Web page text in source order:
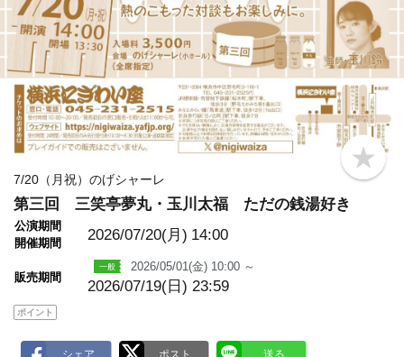
b
o
7/20（月祝）のげシャーレ
第三回 三笑亭夢丸・玉川太福 ただの銭湯好き
公演期間
開催期間
2026/07/20(月) 14:00
販売期間
2026/05/01(金) 10:00 ～
2026/07/19(日) 23:59
ポイント